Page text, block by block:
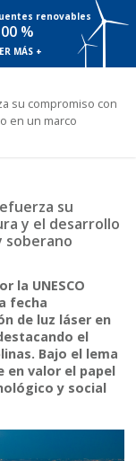
renovables
%
MÁS +
su compromiso con
en un marco
su
y el desarrollo
soberano
la UNESCO
fecha
de luz láser en
el
Bajo el lema
en valor el papel
y social